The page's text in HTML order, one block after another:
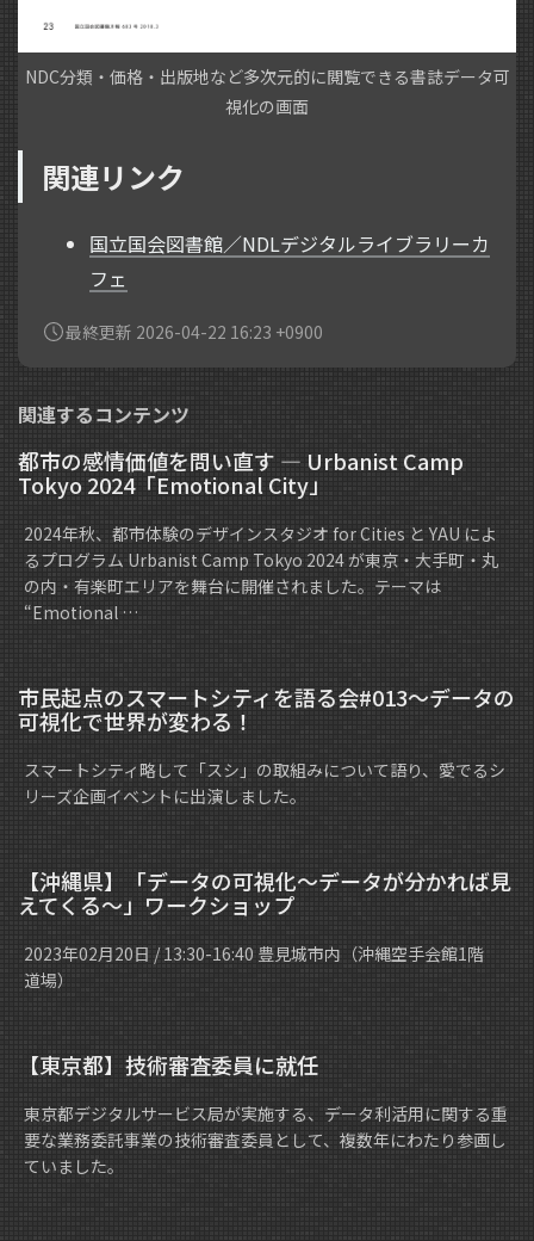
NDC分類・価格・出版地など多次元的に閲覧できる書誌データ可
視化の画面
関連リンク
国立国会図書館／NDLデジタルライブラリーカ
フェ
最終更新 2026-04-22 16:23 +0900
関連するコンテンツ
都市の感情価値を問い直す — Urbanist Camp
Tokyo 2024「Emotional City」
2024年秋、都市体験のデザインスタジオ for Cities と YAU によ
るプログラム Urbanist Camp Tokyo 2024 が東京・大手町・丸
の内・有楽町エリアを舞台に開催されました。テーマは
“Emotional …
市民起点のスマートシティを語る会#013～データの
可視化で世界が変わる！
スマートシティ略して「スシ」の取組みについて語り、愛でるシ
リーズ企画イベントに出演しました。
【沖縄県】「データの可視化～データが分かれば見
えてくる～」ワークショップ
2023年02月20日 / 13:30-16:40 豊見城市内（沖縄空手会館1階
道場）
【東京都】技術審査委員に就任
東京都デジタルサービス局が実施する、データ利活用に関する重
要な業務委託事業の技術審査委員として、複数年にわたり参画し
ていました。